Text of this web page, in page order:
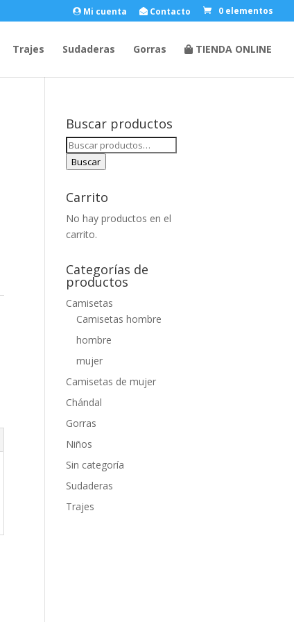
Mi cuenta Contacto 0 elementos
Trajes Sudaderas Gorras TIENDA ONLINE
Buscar productos
Buscar
por:
Buscar
Carrito
No hay productos en el
carrito.
Categorías de
productos
Camisetas
Camisetas hombre
hombre
mujer
Camisetas de mujer
Chándal
Gorras
Niños
Sin categoría
Sudaderas
Trajes